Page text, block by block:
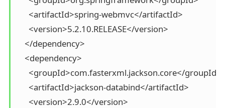
      <artifactId>spring-webmvc</artifactId>
      <version>5.2.10.RELEASE</version>
    </dependency>
    <dependency>
      <groupId>com.fasterxml.jackson.core</groupId>
      <artifactId>jackson-databind</artifactId>
      <version>2.9.0</version>